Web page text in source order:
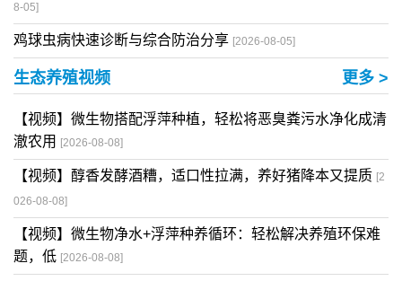
8-05]
鸡球虫病快速诊断与综合防治分享 [2026-08-05]
生态养殖视频 更多 >
【视频】微生物搭配浮萍种植，轻松将恶臭粪污水净化成清
澈农用
[2026-08-08]
【视频】醇香发酵酒糟，适口性拉满，养好猪降本又提质 [2
026-08-08]
【视频】微生物净水+浮萍种养循环：轻松解决养殖环保难
题，低 [2026-08-08]